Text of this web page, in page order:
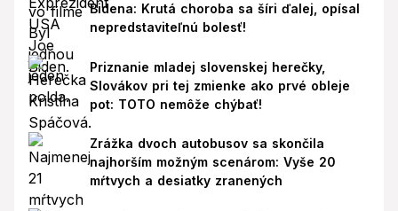
Bidena: Krutá choroba sa šíri ďalej, opísal
nepredstaviteľnú bolesť!
Priznanie mladej slovenskej herečky,
Slovákov pri tej zmienke ako prvé obleje
pot: TOTO nemôže chýbať!
Zrážka dvoch autobusov sa skončila
najhorším možným scenárom: Vyše 20
mŕtvych a desiatky zranených